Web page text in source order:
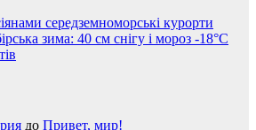
середземноморські курорти
зима: 40 см снігу і мороз -18°C
до Привет, мир!